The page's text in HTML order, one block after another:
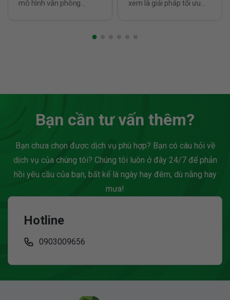
mô hình văn phòng
bối cảnh đó, văn phòng
xem là giải pháp tối ưu
Bạn cần tư vấn thêm?
Bạn chưa chọn được dịch vụ phù hợp? Bạn có câu hỏi về
dịch vụ của chúng tôi? Chúng tôi luôn ở đây 24/7 để phản
hồi yêu cầu của bạn, bất kể là ngày hay đêm, dù nắng hay
mưa!
Hotline
0903009656